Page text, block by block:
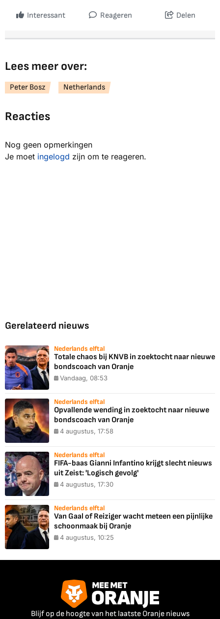
Interessant Reageren Delen
Lees meer over:
Peter Bosz Netherlands
Reacties
Nog geen opmerkingen
Je moet ingelogd zijn om te reageren.
Gerelateerd nieuws
Nederlands elftal
Totale chaos bij KNVB in zoektocht naar nieuwe
bondscoach van Oranje
Vandaag, 08:53
Nederlands elftal
Opvallende wending in zoektocht naar nieuwe
bondscoach van Oranje
4 augustus, 17:58
Nederlands elftal
FIFA-baas Gianni Infantino krijgt slecht nieuws
uit Zeist: 'Logisch gevolg'
4 augustus, 17:30
Nederlands elftal
Van Gaal of Reiziger wacht meteen een pijnlijke
schoonmaak bij Oranje
4 augustus, 10:25
Blijf op de hoogte van het laatste Oranje nieuws